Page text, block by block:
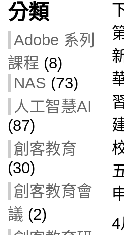
分類
Adobe 系列
課程 (8)
NAS (73)
人工智慧AI
(87)
創客教育
(30)
創客教育會
議 (2)
4